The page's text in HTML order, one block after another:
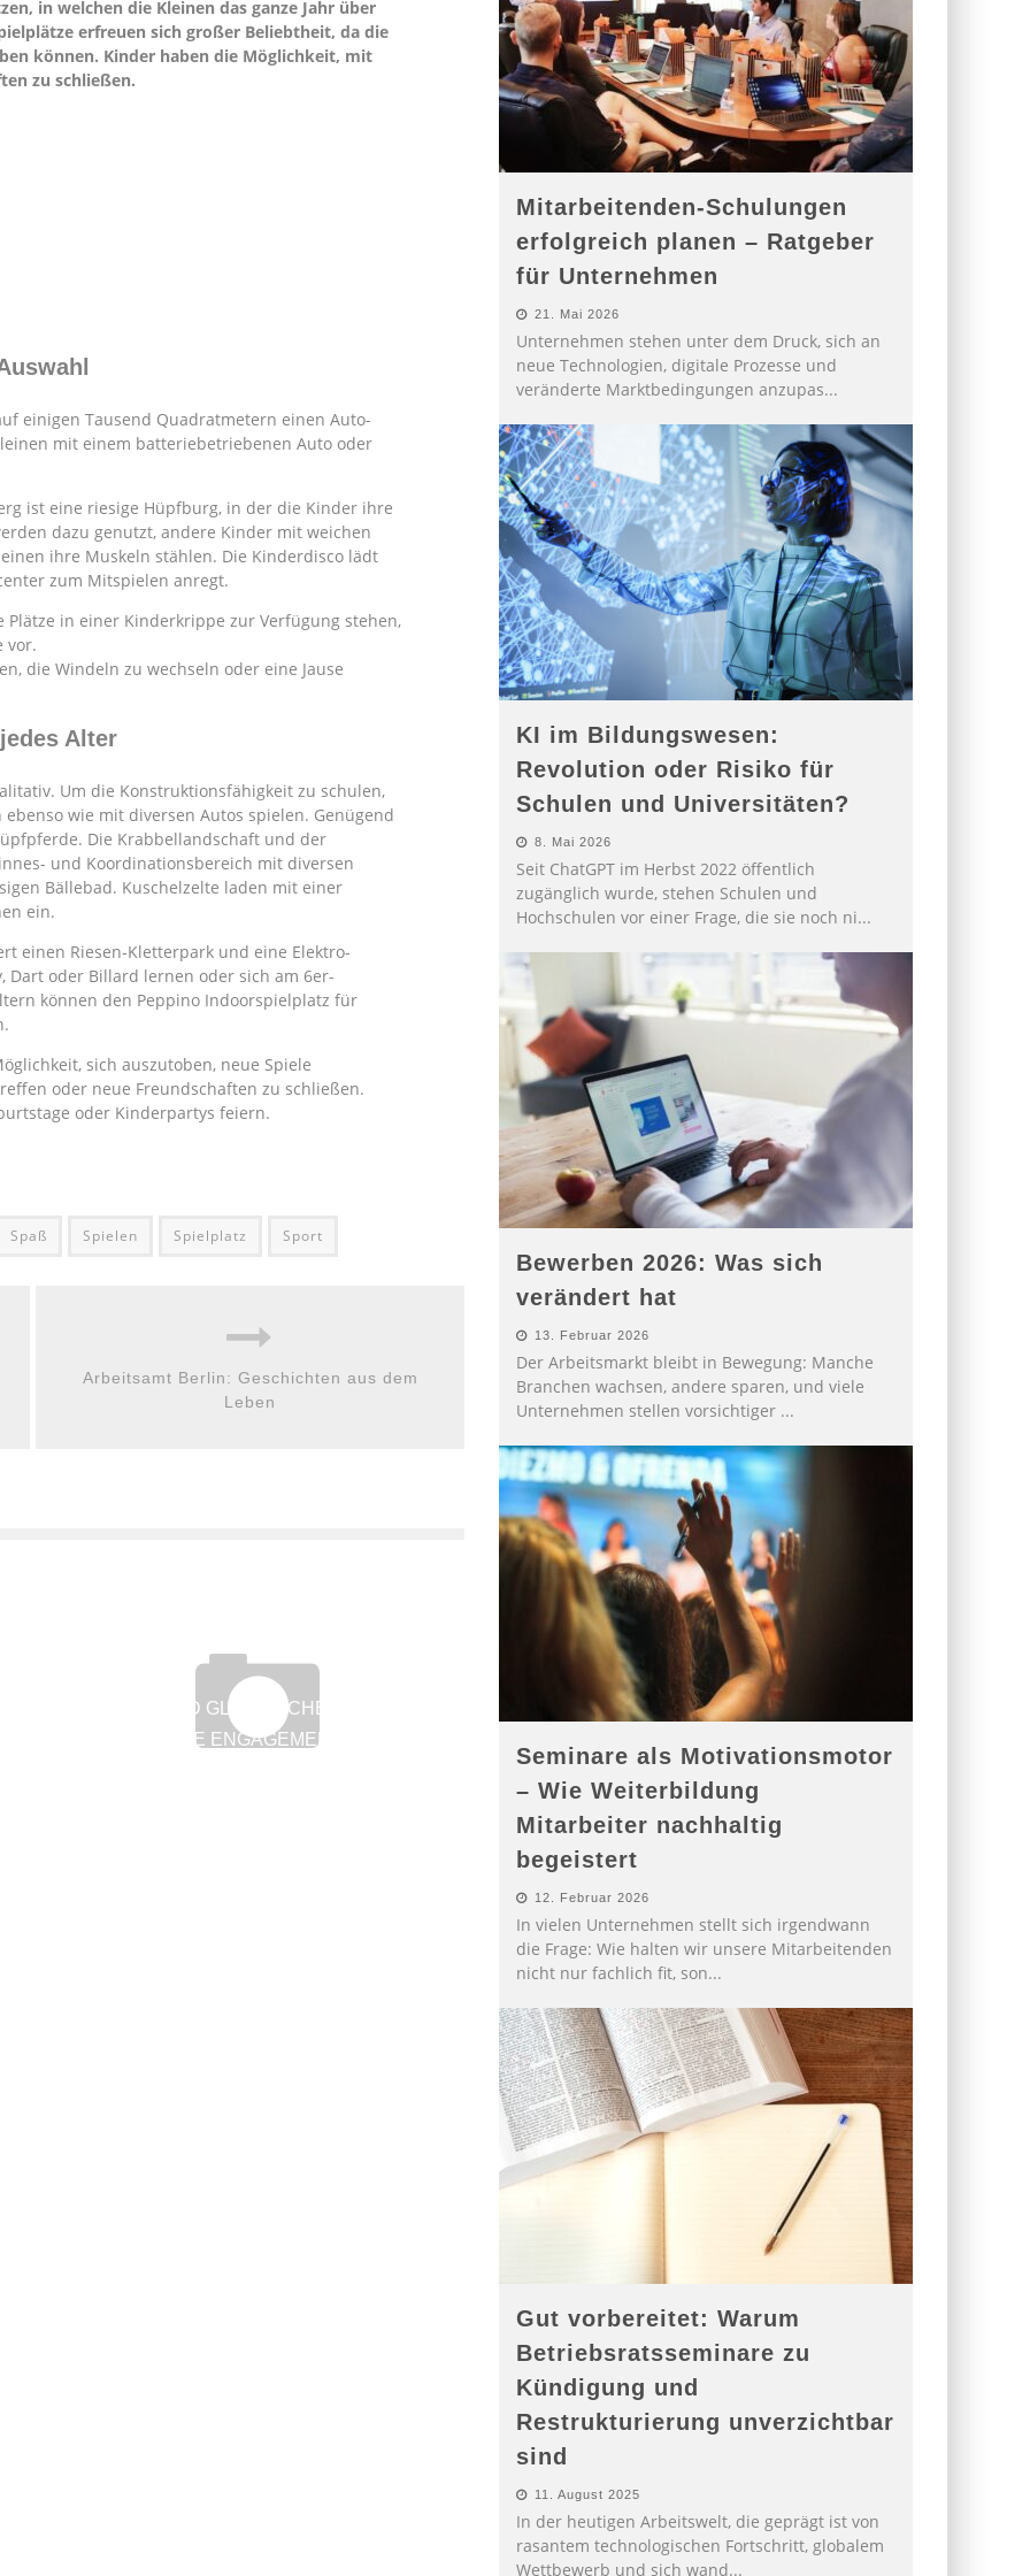
in welchen die Kleinen das ganze Jahr über
erfreuen sich großer Beliebtheit, da die
können. Kinder haben die Möglichkeit, mit
zu schließen.
einigen Tausend Quadratmetern einen Auto-
mit einem batteriebetriebenen Auto oder
ist eine riesige Hüpfburg, in der die Kinder ihre
dazu genutzt, andere Kinder mit weichen
ihre Muskeln stählen. Die Kinderdisco lädt
zum Mitspielen anregt.
in einer Kinderkrippe zur Verfügung stehen,
vor.
die Windeln zu wechseln oder eine Jause
Alter
Um die Konstruktionsfähigkeit zu schulen,
wie mit diversen Autos spielen. Genügend
Die Krabbellandschaft und der
und Koordinationsbereich mit diversen
Bällebad. Kuschelzelte laden mit einer
ein.
einen Riesen-Kletterpark und eine Elektro-
Dart oder Billard lernen oder sich am 6er-
können den Peppino Indoorspielplatz für
sich auszutoben, neue Spiele
oder neue Freundschaften zu schließen.
oder Kinderpartys feiern.
Spaß Spielen Spielplatz Sport
Arbeitsamt Berlin: Geschichten aus dem
Leben
SPIELEN UND GLÜCK SCHENKEN – DAS
SOZIALE ENGAGEMENT DER
Mitarbeitenden-Schulungen
erfolgreich planen – Ratgeber
für Unternehmen
21. Mai 2026
Unternehmen stehen unter dem Druck, sich an
neue Technologien, digitale Prozesse und
veränderte Marktbedingungen anzupas...
KI im Bildungswesen:
Revolution oder Risiko für
Schulen und Universitäten?
8. Mai 2026
Seit ChatGPT im Herbst 2022 öffentlich
zugänglich wurde, stehen Schulen und
Hochschulen vor einer Frage, die sie noch ni...
Bewerben 2026: Was sich
verändert hat
13. Februar 2026
Der Arbeitsmarkt bleibt in Bewegung: Manche
Branchen wachsen, andere sparen, und viele
Unternehmen stellen vorsichtiger ...
Seminare als Motivationsmotor
– Wie Weiterbildung
Mitarbeiter nachhaltig
begeistert
12. Februar 2026
In vielen Unternehmen stellt sich irgendwann
die Frage: Wie halten wir unsere Mitarbeitenden
nicht nur fachlich fit, son...
Gut vorbereitet: Warum
Betriebsratsseminare zu
Kündigung und
Restrukturierung unverzichtbar
sind
11. August 2025
In der heutigen Arbeitswelt, die geprägt ist von
rasantem technologischen Fortschritt, globalem
Wettbewerb und sich wand...